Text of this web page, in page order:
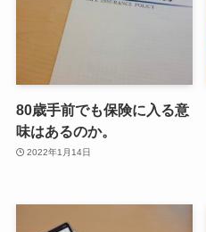
80歳手前でも保険に入る意
味はあるのか。
2022年1月14日